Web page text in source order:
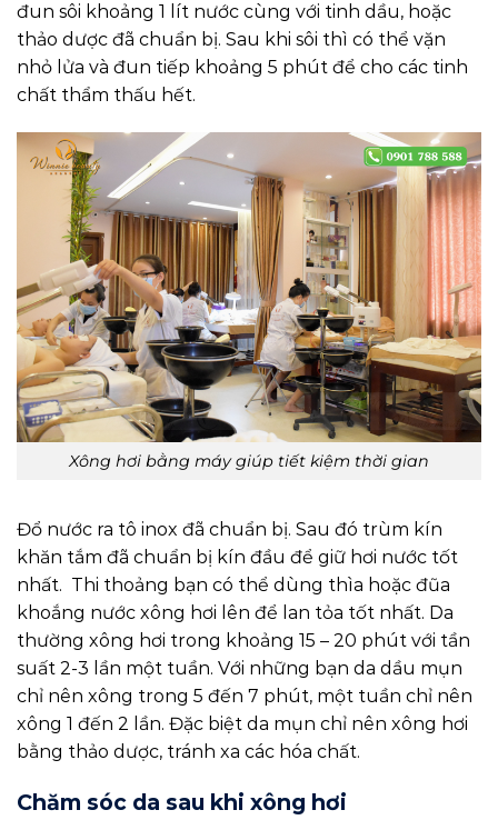
đun sôi khoảng 1 lít nước cùng với tinh dầu, hoặc
thảo dược đã chuẩn bị. Sau khi sôi thì có thể vặn
nhỏ lửa và đun tiếp khoảng 5 phút để cho các tinh
chất thẩm thấu hết.
Xông hơi bằng máy giúp tiết kiệm thời gian
Đổ nước ra tô inox đã chuẩn bị. Sau đó trùm kín
khăn tắm đã chuẩn bị kín đầu để giữ hơi nước tốt
nhất. Thi thoảng bạn có thể dùng thìa hoặc đũa
khoắng nước xông hơi lên để lan tỏa tốt nhất. Da
thường xông hơi trong khoảng 15 – 20 phút với tần
suất 2-3 lần một tuần. Với những bạn da dầu mụn
chỉ nên xông trong 5 đến 7 phút, một tuần chỉ nên
xông 1 đến 2 lần. Đặc biệt da mụn chỉ nên xông hơi
bằng thảo dược, tránh xa các hóa chất.
Chăm sóc da sau khi xông hơi